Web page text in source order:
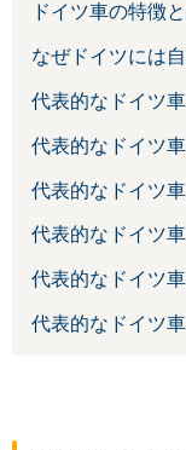
ドイツ車の特徴
なぜドイツには
代表的なドイツ
代表的なドイツ
代表的なドイツ
代表的なドイツ
代表的なドイツ
代表的なドイツ